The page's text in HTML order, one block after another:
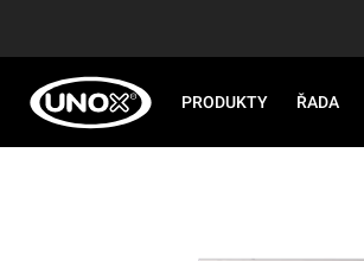
PRODUKTY ŘADA